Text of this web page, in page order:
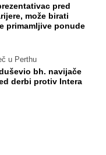
pred
može birati
primamljive ponude
u Perthu
bh. navijače
derbi protiv Intera